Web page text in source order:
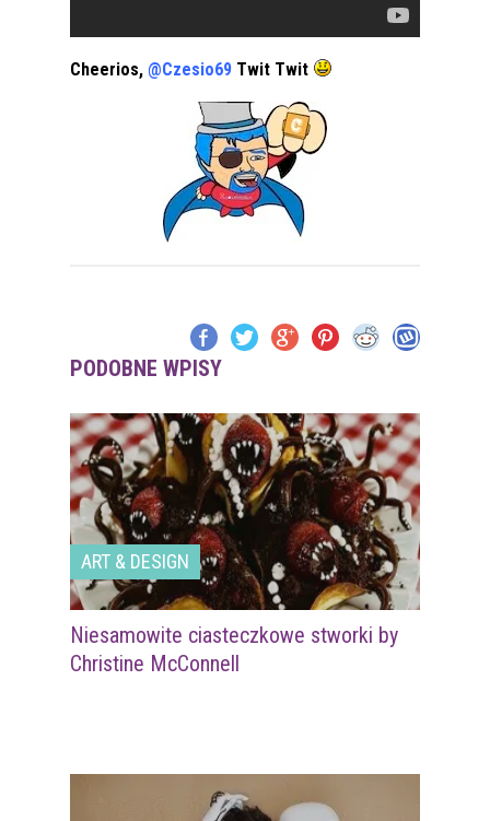
Cheerios, @Czesio69 Twit Twit
PODOBNE WPISY
ART & DESIGN
Niesamowite ciasteczkowe stworki by
Christine McConnell